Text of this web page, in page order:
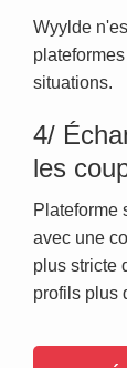
Wyylde
situations.
4/
les
Plateforme
avec une
plus stricte
profils plus